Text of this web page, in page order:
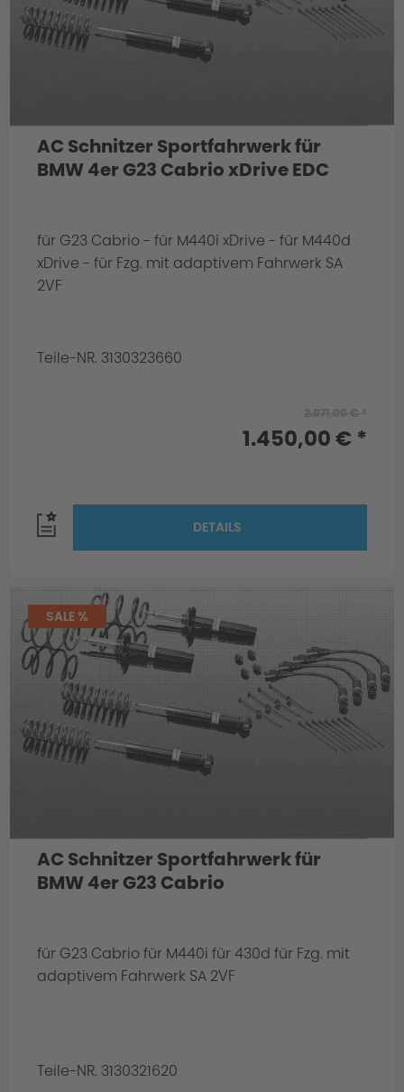
AC Schnitzer Sportfahrwerk für
BMW 4er G23 Cabrio xDrive EDC
für G23 Cabrio - für M440i xDrive - für M440d
xDrive - für Fzg. mit adaptivem Fahrwerk SA
2VF
Teile-NR. 3130323660
1.450,00 € *
DETAILS
SALE %
AC Schnitzer Sportfahrwerk für
BMW 4er G23 Cabrio
für G23 Cabrio für M440i für 430d für Fzg. mit
adaptivem Fahrwerk SA 2VF
Teile-NR. 3130321620